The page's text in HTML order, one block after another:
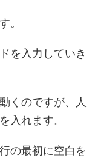
。
を入力していき
くのですが、人
入れます。
の最初に空白を